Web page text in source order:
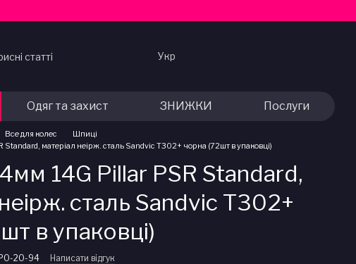
статті
Укр
Одяг та захист ЗНИЖКИ Послуги
Все для колес
Шпиці
матеріал неірж. сталь Sandvic Т302+ чорна (72шт в упаковці)
14G Pillar PSR Standard,
сталь Sandvic Т302+
в упаковці)
20-94 Написати відгук